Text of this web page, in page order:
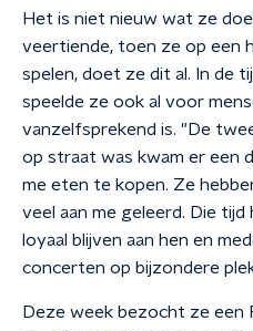
Het is niet nieuw wat ze
veertiende, toen ze op een
spelen, doet ze dit al. In de
speelde ze ook al voor
vanzelfsprekend is. "De
op straat was kwam er een
me eten te kopen. Ze
veel aan me geleerd. Die
loyaal blijven aan hen en
concerten op bijzondere
Deze week bezocht ze een